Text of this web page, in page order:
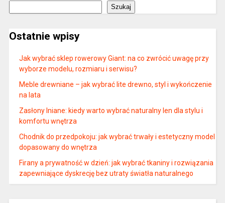
Szukaj
Ostatnie wpisy
Jak wybrać sklep rowerowy Giant: na co zwrócić uwagę przy
wyborze modelu, rozmiaru i serwisu?
Meble drewniane – jak wybrać lite drewno, styl i wykończenie
na lata
Zasłony lniane: kiedy warto wybrać naturalny len dla stylu i
komfortu wnętrza
Chodnik do przedpokoju: jak wybrać trwały i estetyczny model
dopasowany do wnętrza
Firany a prywatność w dzień: jak wybrać tkaniny i rozwiązania
zapewniające dyskrecję bez utraty światła naturalnego